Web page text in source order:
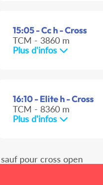
15:05 - Cc h - Cross
TCM - 3860 m
Plus d'infos
16:10 - Elite h - Cross
TCM - 8360 m
Plus d'infos
pour cross open